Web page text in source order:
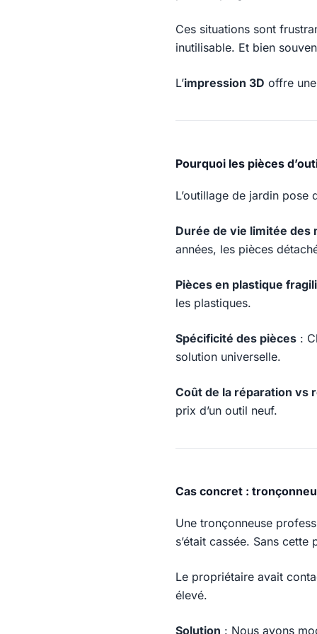
Ces situations sont
inutilisable. Et bien
L’impression 3D offre
Pourquoi les pièces
L’outillage de jardin
Durée de vie limitée des
années, les pièces
Pièces en plastique
les plastiques.
Spécificité des pièces :
solution universelle.
Coût de la réparation vs
prix d’un outil neuf.
Cas concret :
Une tronçonneuse
s’était cassée. Sans
Le propriétaire avait
élevé.
Solution : Nous avons